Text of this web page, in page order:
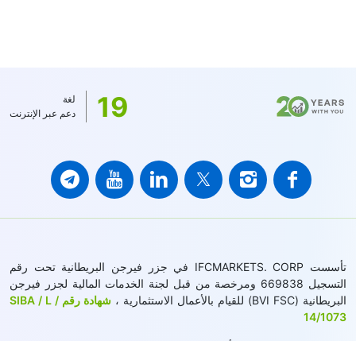
19
لغة
دعم عبر الإنترنت
تأسست IFCMARKETS. CORP في جزر فيرجن البريطانية تحت رقم
التسجيل 669838 ومرخصة من قبل لجنة الخدمات المالية لجزر فيرجن
البريطانية (BVI FSC) للقيام بالأعمال الاستثمارية ،
شهادة رقم SIBA / L /
14/1073